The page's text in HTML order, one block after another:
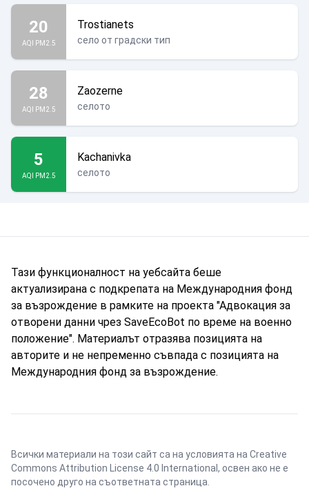
20
AQI PM2.5
Trostianets
село от градски тип
28
AQI PM2.5
Zaozerne
селото
5
AQI PM2.5
Kachanivka
селото
Тази функционалност на уебсайта беше
актуализирана с подкрепата на Международния фонд
за възрождение в рамките на проекта "Адвокация за
отворени данни чрез SaveEcoBot по време на военно
положение". Материалът отразява позицията на
авторите и не непременно съвпада с позицията на
Международния фонд за възрождение.
Всички материали на този сайт са на условията на Creative
Commons Attribution License 4.0 International , освен ако не е
посочено друго на съответната страница.